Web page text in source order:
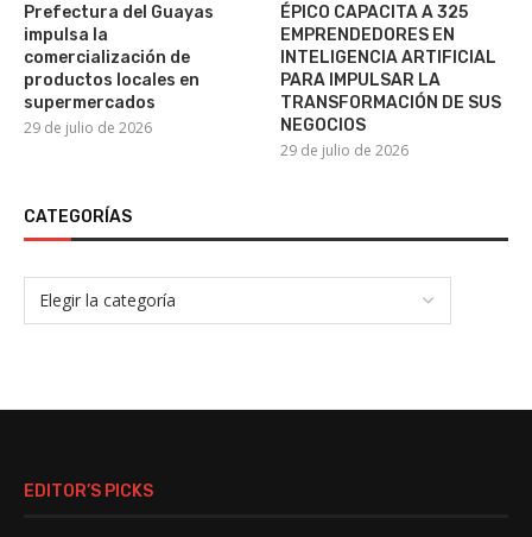
Prefectura del Guayas
impulsa la
comercialización de
productos locales en
supermercados
29 de julio de 2026
ÉPICO CAPACITA A 325
EMPRENDEDORES EN
INTELIGENCIA ARTIFICIAL
PARA IMPULSAR LA
TRANSFORMACIÓN DE SUS
NEGOCIOS
29 de julio de 2026
CATEGORÍAS
EDITOR’S PICKS